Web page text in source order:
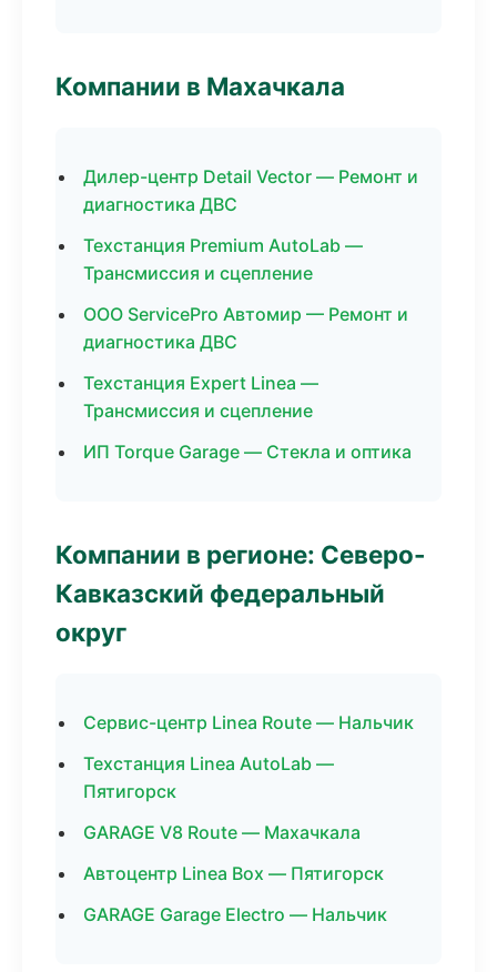
Компании в Махачкала
Дилер-центр Detail Vector — Ремонт и
диагностика ДВС
Техстанция Premium AutoLab —
Трансмиссия и сцепление
ООО ServicePro Автомир — Ремонт и
диагностика ДВС
Техстанция Expert Linea —
Трансмиссия и сцепление
ИП Torque Garage — Стекла и оптика
Компании в регионе: Северо-
Кавказский федеральный
округ
Сервис-центр Linea Route — Нальчик
Техстанция Linea AutoLab —
Пятигорск
GARAGE V8 Route — Махачкала
Автоцентр Linea Box — Пятигорск
GARAGE Garage Electro — Нальчик